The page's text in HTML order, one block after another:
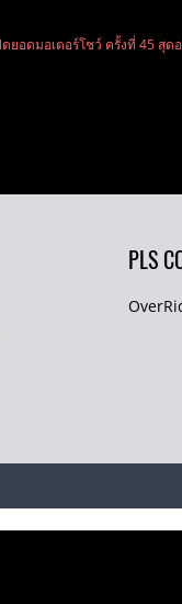
ยอดมอเตอร์โชว์ ครั้งที่ 45 สุด
PLS